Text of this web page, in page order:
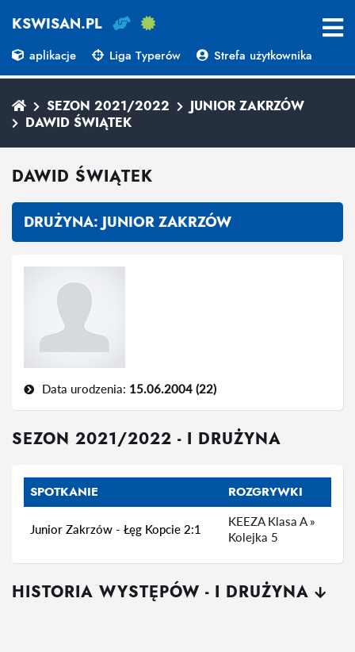
KSWISAN.PL
aplikacje Liga Typerów Strefa użytkownika
SEZON 2021/2022
JUNIOR ZAKRZÓW
DAWID ŚWIĄTEK
DAWID ŚWIĄTEK
DRUŻYNA:JUNIOR ZAKRZÓW
Data urodzenia: 15.06.2004 (22)
SEZON 2021/2022 - I DRUŻYNA
SPOTKANIE ROZGRYWKI
Junior Zakrzów - Łęg Kopcie 2:1
KEEZA Klasa A »
Kolejka 5
HISTORIA WYSTĘPÓW - I DRUŻYNA